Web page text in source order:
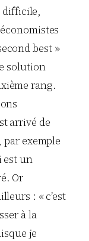
difficile,
best »
solution
rang.
arrivé de
exemple
est un
Or
: « c’est
à la
je